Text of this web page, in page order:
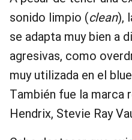
sonido limpio (clean),
se adapta muy bien a
agresivas, como
muy utilizada en el
También fue la marca
Hendrix, Stevie Ray